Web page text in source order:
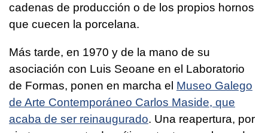
cadenas de producción o de los propios hornos
que cuecen la porcelana.
Más tarde, en 1970 y de la mano de su
asociación con Luis Seoane en el Laboratorio
de Formas, ponen en marcha el Museo Galego
de Arte Contemporáneo Carlos Maside, que
acaba de ser reinaugurado. Una reapertura, por